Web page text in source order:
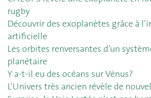
rugby
Découvrir des exoplanètes grâce à
artificielle
Les orbites renversantes d’un
planétaire
Y a-t-il eu des océans sur Vénus?
L’Univers très ancien révèle de